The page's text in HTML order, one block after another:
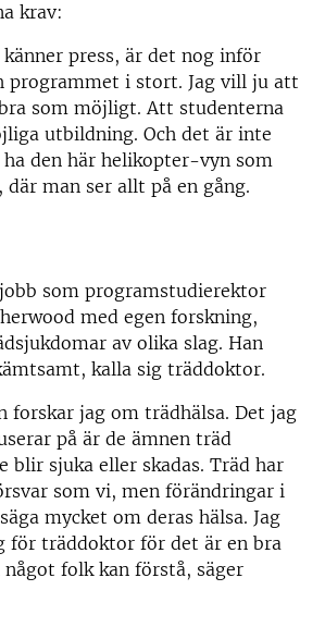
krav:
press, är det nog inför
programmet i stort. Jag vill ju att
som möjligt. Att studenterna
utbildning. Och det är inte
den här helikopter-vyn som
där man ser allt på en gång.
som programstudierektor
med egen forskning,
av olika slag. Han
kalla sig träddoktor.
forskar jag om trädhälsa. Det jag
på är de ämnen träd
blir sjuka eller skadas. Träd har
som vi, men förändringar i
mycket om deras hälsa. Jag
för träddoktor för det är en bra
folk kan förstå, säger